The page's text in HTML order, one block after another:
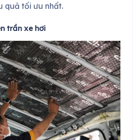
quả tối ưu nhất.
trần xe hơi